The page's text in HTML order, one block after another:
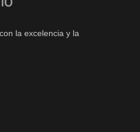
la excelencia y la